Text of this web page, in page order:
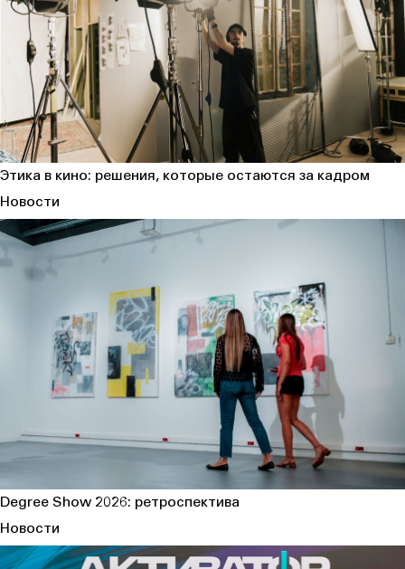
Этика в кино: решения, которые остаются за кадром
Новости
Degree Show 2026: ретроспектива
Новости